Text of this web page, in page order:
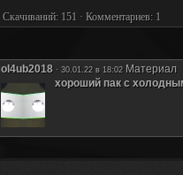
Скачиваний: 151 · Комментариев: 1
ol4ub2018 · 30.01.22 в 18:02 Материал
хороший пак с